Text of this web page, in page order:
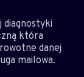
która
danej
mailowa.